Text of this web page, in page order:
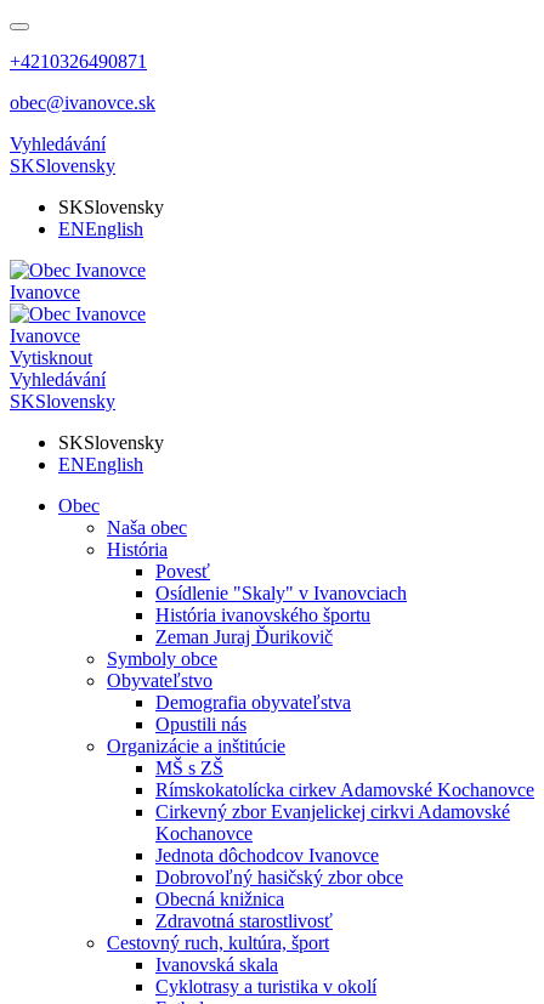
+4210326490871
obec@ivanovce.sk
Vyhledávání
SKSlovensky
SKSlovensky
ENEnglish
Ivanovce
Ivanovce
Vytisknout
Vyhledávání
SKSlovensky
SKSlovensky
ENEnglish
Obec
Naša obec
História
Povesť
Osídlenie "Skaly" v Ivanovciach
História ivanovského športu
Zeman Juraj Ďurikovič
Symboly obce
Obyvateľstvo
Demografia obyvateľstva
Opustili nás
Organizácie a inštitúcie
MŠ s ZŠ
Rímskokatolícka cirkev Adamovské Kochanovce
Cirkevný zbor Evanjelickej cirkvi Adamovské
Kochanovce
Jednota dôchodcov Ivanovce
Dobrovoľný hasičský zbor obce
Obecná knižnica
Zdravotná starostlivosť
Cestovný ruch, kultúra, šport
Ivanovská skala
Cyklotrasy a turistika v okolí